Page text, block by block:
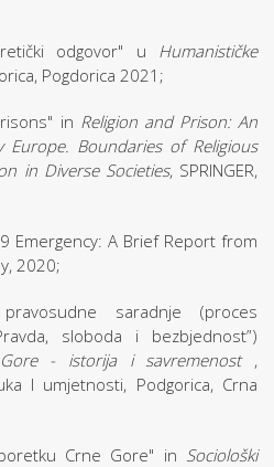
odgovor" u Humanističke
Pogdorica 2021;
in Religion and Prison: An
Europe. Boundaries of Religious
in Diverse Societies, SPRINGER,
Emergency: A Brief Report from
2020;
saradnje (proces
sloboda i bezbjednost”)
- istorija i savremenost ,
I umjetnosti, Podgorica, Crna
Crne Gore" in Sociološki